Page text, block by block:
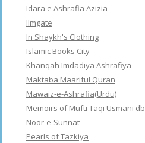
Idara e Ashrafia Azizia
Ilmgate
In Shaykh's Clothing
Islamic Books City
Khanqah Imdadiya Ashrafiya
Maktaba Maariful Quran
Mawaiz-e-Ashrafia(Urdu)
Memoirs of Mufti Taqi Usmani db
Noor-e-Sunnat
Pearls of Tazkiya